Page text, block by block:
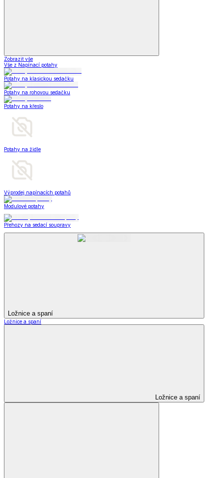
Zobrazit vše
Vše z Napínací potahy
Potahy na klasickou sedačku
Potahy na rohovou sedačku
Potahy na křeslo
Potahy na židle
Výprodej napínacích potahů
Modulové potahy
Přehozy na sedací soupravy
Ložnice a spaní
Ložnice a spaní
Ložnice a spaní